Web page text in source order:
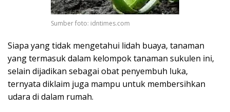
Sumber foto: idntimes.com
Siapa yang tidak mengetahui lidah buaya, tanaman
yang termasuk dalam kelompok tanaman sukulen ini,
selain dijadikan sebagai obat penyembuh luka,
ternyata diklaim juga mampu untuk membersihkan
udara di dalam rumah.